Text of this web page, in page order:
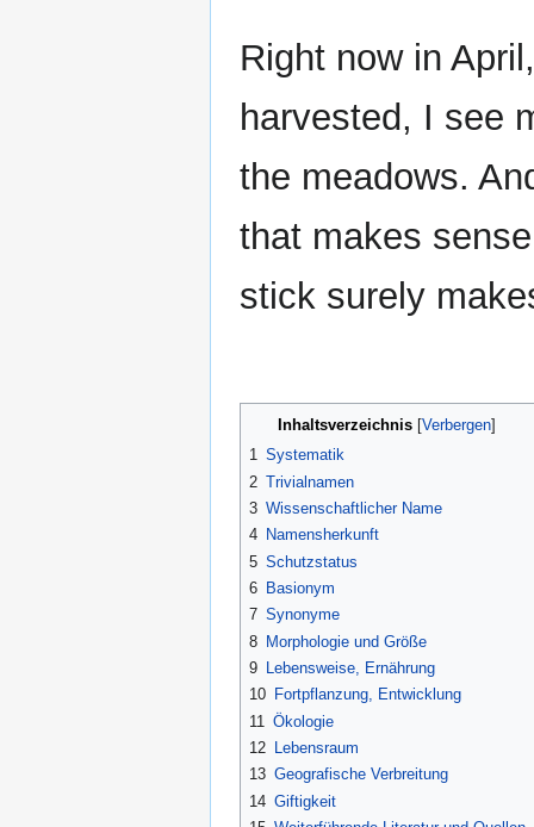
Right now in
harvested, I see
the meadows.
that makes
stick surely
Inhaltsverzeichnis
1 Systematik
2 Trivialnamen
3 Wissenschaftlicher Name
4 Namensherkunft
5 Schutzstatus
6 Basionym
7 Synonyme
8 Morphologie und Größe
9 Lebensweise, Ernährung
10 Fortpflanzung, Entwicklung
11 Ökologie
12 Lebensraum
13 Geografische Verbreitung
14 Giftigkeit